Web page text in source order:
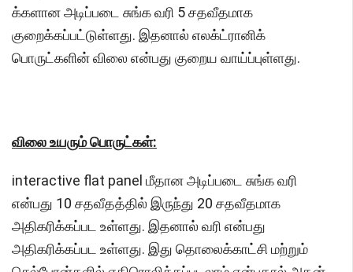
க்களான அடிப்படை சுங்க வரி 5 சதவீதமாக
குறைக்கப்பட்டுள்ளது. இதனால் எலக்ட்ரானிக்
பொருட்களின் விலை என்பது குறைய வாய்ப்புள்ளது.
விலை உயரும் பொருட்கள்:
interactive flat panel மீதான அடிப்படை சுங்க வரி
என்பது 10 சதவீதத்தில் இருந்து 20 சதவீதமாக
அதிகரிக்கப்பட உள்ளது. இதனால் வரி என்பது
அதிகரிக்கப்பட உள்ளது. இது தொலைக்காட்சி மற்றும்